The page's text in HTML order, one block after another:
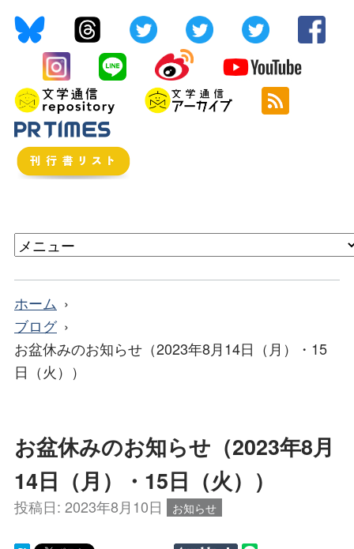
ホーム
ブログ
お盆休みのお知らせ（2023年8月14日（月）・15
日（火））
お盆休みのお知らせ（2023年8月
14日（月）・15日（火））
投稿日: 2023年8月10日 お知らせ